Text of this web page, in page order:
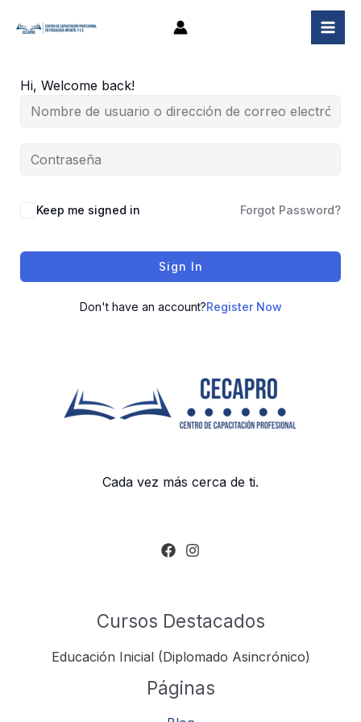
Hi, Welcome back!
Keep me signed in Forgot Password?
Sign In
Don't have an account?Register Now
Cada vez más cerca de ti.
Cursos Destacados
Educación Inicial (Diplomado Asincrónico)
Páginas